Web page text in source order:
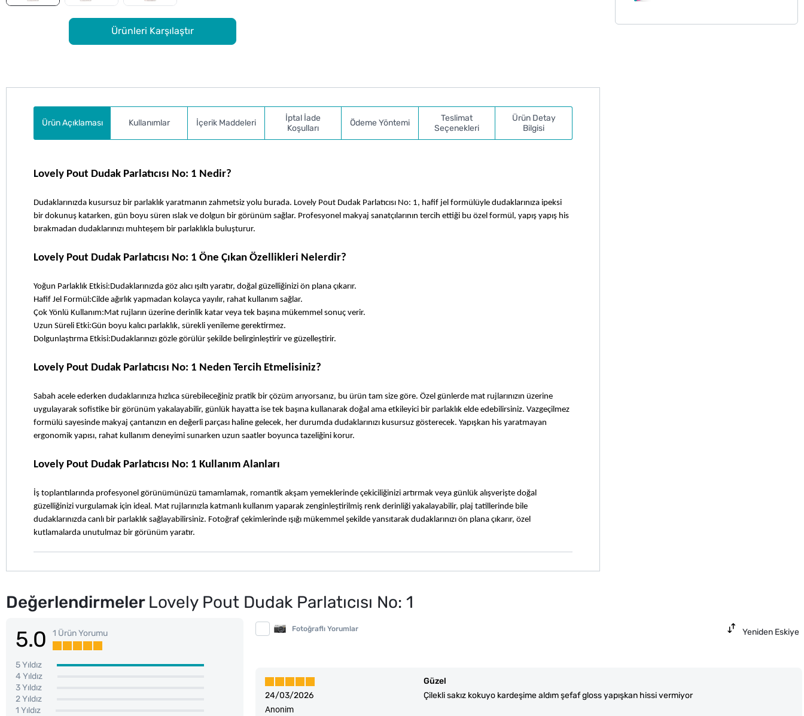
Ürünleri Karşılaştır
Ürün Açıklaması Kullanımlar İçerik Maddeleri
İptal İade
Koşulları
Ödeme Yöntemi
Teslimat
Seçenekleri
Ürün Detay
Bilgisi
Lovely Pout Dudak Parlatıcısı No: 1 Nedir?
Dudaklarınızda kusursuz bir parlaklık yaratmanın zahmetsiz yolu burada. Lovely Pout Dudak Parlatıcısı No: 1, hafif jel formülüyle dudaklarınıza ipeksi
bir dokunuş katarken, gün boyu süren ıslak ve dolgun bir görünüm sağlar. Profesyonel makyaj sanatçılarının tercih ettiği bu özel formül, yapış yapış his
bırakmadan dudaklarınızı muhteşem bir parlaklıkla buluşturur.
Lovely Pout Dudak Parlatıcısı No: 1 Öne Çıkan Özellikleri Nelerdir?
Yoğun Parlaklık Etkisi:Dudaklarınızda göz alıcı ışıltı yaratır, doğal güzelliğinizi ön plana çıkarır.
Hafif Jel Formül:Cilde ağırlık yapmadan kolayca yayılır, rahat kullanım sağlar.
Çok Yönlü Kullanım:Mat rujların üzerine derinlik katar veya tek başına mükemmel sonuç verir.
Uzun Süreli Etki:Gün boyu kalıcı parlaklık, sürekli yenileme gerektirmez.
Dolgunlaştırma Etkisi:Dudaklarınızı gözle görülür şekilde belirginleştirir ve güzelleştirir.
Lovely Pout Dudak Parlatıcısı No: 1 Neden Tercih Etmelisiniz?
Sabah acele ederken dudaklarınıza hızlıca sürebileceğiniz pratik bir çözüm arıyorsanız, bu ürün tam size göre. Özel günlerde mat rujlarınızın üzerine
uygulayarak sofistike bir görünüm yakalayabilir, günlük hayatta ise tek başına kullanarak doğal ama etkileyici bir parlaklık elde edebilirsiniz. Vazgeçilmez
formülü sayesinde makyaj çantanızın en değerli parçası haline gelecek, her durumda dudaklarınızı kusursuz gösterecek. Yapışkan his yaratmayan
ergonomik yapısı, rahat kullanım deneyimi sunarken uzun saatler boyunca tazeliğini korur.
Lovely Pout Dudak Parlatıcısı No: 1 Kullanım Alanları
İş toplantılarında profesyonel görünümünüzü tamamlamak, romantik akşam yemeklerinde çekiciliğinizi artırmak veya günlük alışverişte doğal
güzelliğinizi vurgulamak için ideal. Mat rujlarınızla katmanlı kullanım yaparak zenginleştirilmiş renk derinliği yakalayabilir, plaj tatillerinde bile
dudaklarınızda canlı bir parlaklık sağlayabilirsiniz. Fotoğraf çekimlerinde ışığı mükemmel şekilde yansıtarak dudaklarınızı ön plana çıkarır, özel
kutlamalarda unutulmaz bir görünüm yaratır.
Değerlendirmeler Lovely Pout Dudak Parlatıcısı No: 1
5.0 1 Ürün Yorumu
5 Yıldız
4 Yıldız
3 Yıldız
2 Yıldız
1 Yıldız
Fotoğraflı Yorumlar Yeniden Eskiye
24/03/2026
Güzel
Çilekli sakız kokuyo kardeşime aldım şefaf gloss yapışkan hissi vermiyor
Anonim